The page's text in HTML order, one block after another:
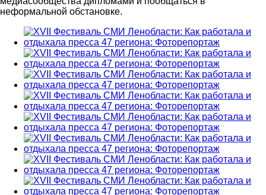
неформальной обстановке.